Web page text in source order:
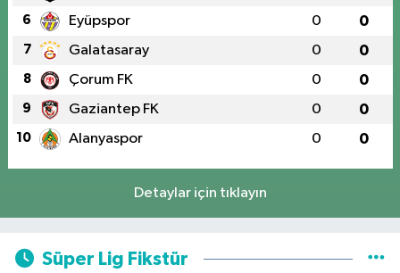
6 Eyüpspor 0 0
7 Galatasaray 0 0
8 Çorum FK 0 0
9 Gaziantep FK 0 0
10 Alanyaspor 0 0
Detaylar için tıklayın
Süper Lig Fikstür